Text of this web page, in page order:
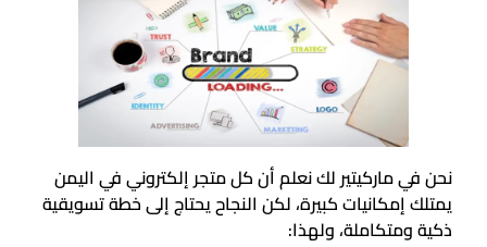
نحن في ماركيتير لك نعلم أن كل متجر إلكتروني في اليمن
يمتلك إمكانيات كبيرة، لكن النجاح يحتاج إلى خطة تسويقية
ذكية ومتكاملة، ولهذا: